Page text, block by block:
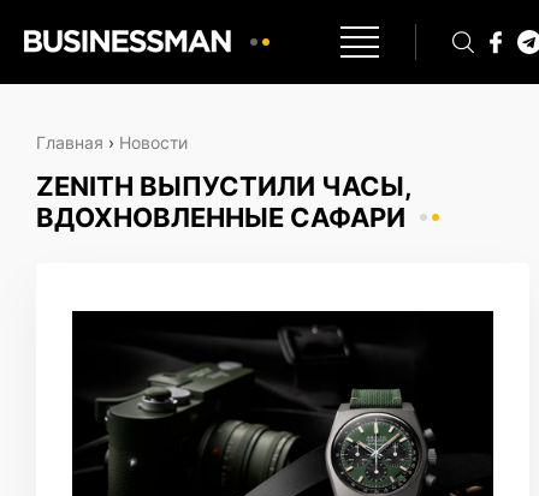
Главная › Новости
ZENITH ВЫПУСТИЛИ ЧАСЫ,
ВДОХНОВЛЕННЫЕ САФАРИ